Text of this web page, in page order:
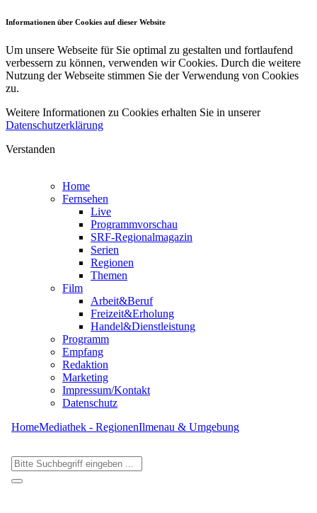
Informationen über Cookies auf dieser Website
Um unsere Webseite für Sie optimal zu gestalten und fortlaufend
verbessern zu können, verwenden wir Cookies. Durch die weitere
Nutzung der Webseite stimmen Sie der Verwendung von Cookies
zu.
Weitere Informationen zu Cookies erhalten Sie in unserer
Datenschutzerklärung
Verstanden
Home
Fernsehen
Live
Programmvorschau
SRF-Regionalmagazin
Serien
Regionen
Themen
Film
Arbeit&Beruf
Freizeit&Erholung
Handel&Dienstleistung
Programm
Empfang
Redaktion
Marketing
Impressum/Kontakt
Datenschutz
HomeMediathek - RegionenIlmenau & Umgebung